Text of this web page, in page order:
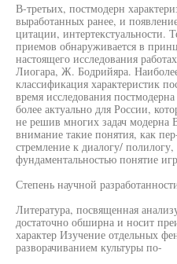
В-третьих, постмодерн
выработанных ранее, и
цитации, интертекстуальности.
приемов обнаруживается в
настоящего исследования
Лиогара, Ж. Бодрийяра.
классификация характеристик
время исследования
более актуально для России,
не решив многих задач модерна
внимание такие понятия, как
стремление к диалогу/
фундаментальностью понятие
Степень научной
Литература, посвященная
достаточно обширна и носит
характер Изучение отдельных
разворачиванием культуры по-